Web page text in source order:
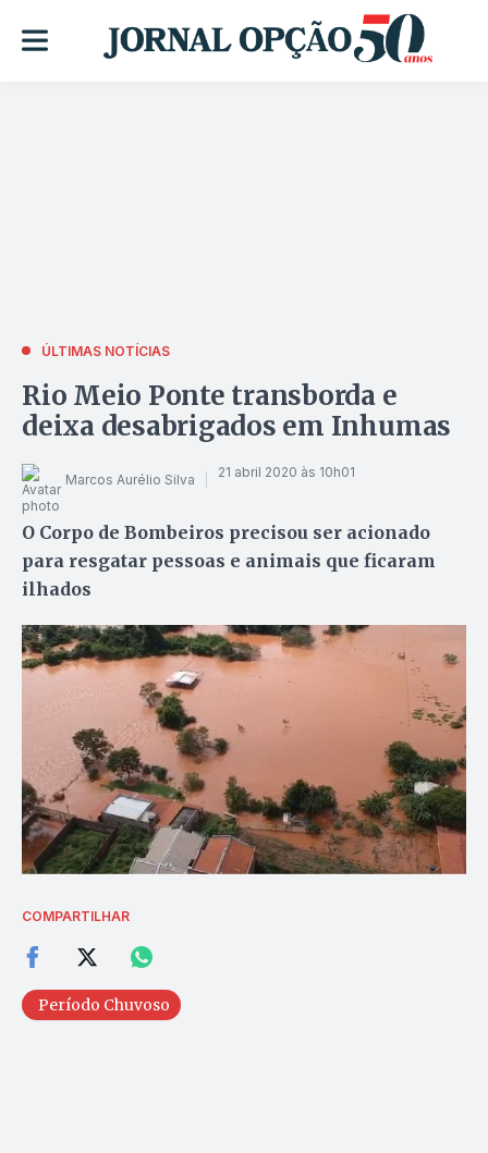
ÚLTIMAS NOTÍCIAS
Rio Meio Ponte transborda e
deixa desabrigados em Inhumas
Marcos Aurélio Silva 21 abril 2020 às 10h01
O Corpo de Bombeiros precisou ser acionado
para resgatar pessoas e animais que ficaram
ilhados
COMPARTILHAR
Período Chuvoso